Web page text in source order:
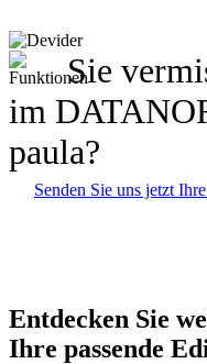
Sie
im
paula?
Senden Sie uns jetzt
Entdecken Sie
Ihre passende